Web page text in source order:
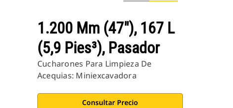
1.200 Mm (47"), 167 L
(5,9 Pies³), Pasador
Cucharones Para Limpieza De
Acequias: Miniexcavadora
Consultar Precio